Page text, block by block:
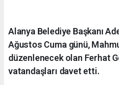
Alanya Belediye Başkanı
Ağustos Cuma günü,
düzenlenecek olan Ferhat
vatandaşları davet etti.